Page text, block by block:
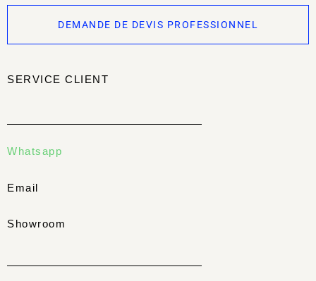
DEMANDE DE DEVIS PROFESSIONNEL
SERVICE CLIENT
Whatsapp
Email
Showroom